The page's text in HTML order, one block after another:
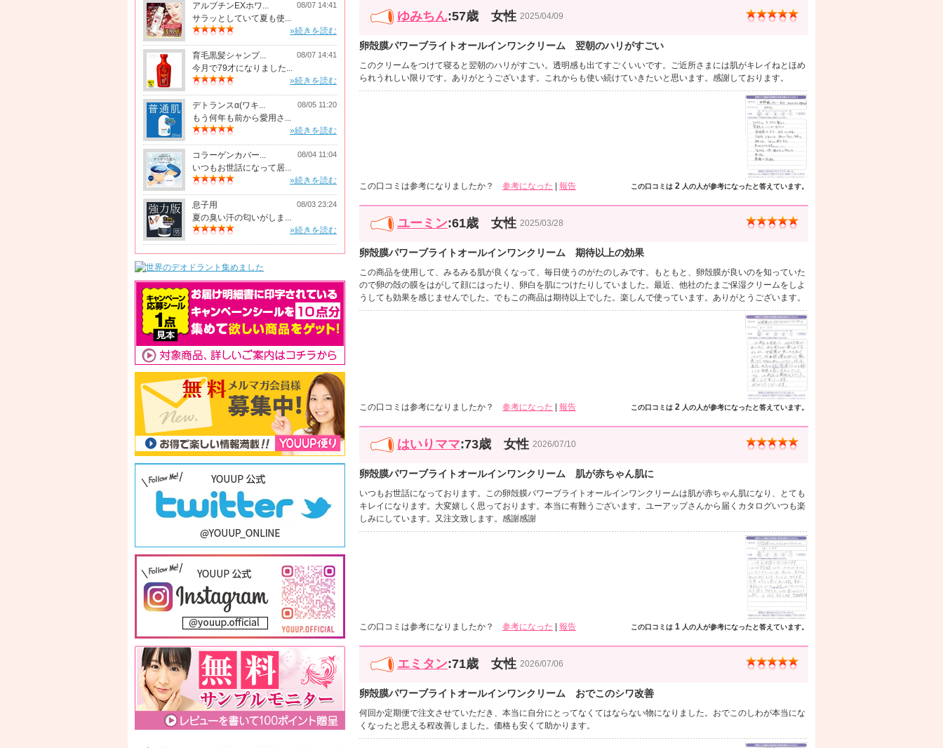
アルブチンEXホワ... 08/07 14:41
サラッとしていて夏も使...
»続きを読む
育毛黒髪シャンプ... 08/07 14:41
今月で79才になりました...
»続きを読む
デトランスα(ワキ... 08/05 11:20
もう何年も前から愛用さ...
»続きを読む
コラーゲンカバー... 08/04 11:04
いつもお世話になって居...
»続きを読む
息子用 08/03 23:24
夏の臭い汗の匂いがしま...
»続きを読む
ゆみちん:57歳 女性 2025/04/09
卵殻膜パワーブライトオールインワンクリーム 翌朝のハリがすごい
このクリームをつけて寝ると翌朝のハリがすごい。透明感も出てすごくいいです。ご近所さまには肌がキレイねとほめ
られうれしい限りです。ありがとうございます。これからも使い続けていきたいと思います。感謝しております。
この口コミは 2 人の人が参考になったと答えています。
この口コミは参考になりましたか？ 参考になった 報告
ユーミン:61歳 女性 2025/03/28
卵殻膜パワーブライトオールインワンクリーム 期待以上の効果
この商品を使用して、みるみる肌が良くなって、毎日使うのがたのしみです。もともと、卵殻膜が良いのを知っていた
ので卵の殻の膜をはがして顔にはったり、卵白を肌につけたりしていました。最近、他社のたまご保湿クリームをしよ
うしても効果を感じませんでした。でもこの商品は期待以上でした。楽しんで使っています。ありがとうございます。
この口コミは 2 人の人が参考になったと答えています。
この口コミは参考になりましたか？ 参考になった | 報告
はいりママ:73歳 女性 2026/07/10
卵殻膜パワーブライトオールインワンクリーム 肌が赤ちゃん肌に
いつもお世話になっております。この卵殻膜パワーブライトオールインワンクリームは肌が赤ちゃん肌になり、とても
キレイになります。大変嬉しく思っております。本当に有難うございます。ユーアップさんから届くカタログいつも楽
しみにしています。又注文致します。感謝感謝
この口コミは 1 人の人が参考になったと答えています。
この口コミは参考になりましたか？ 参考になった 報告
エミタン:71歳 女性 2026/07/06
卵殻膜パワーブライトオールインワンクリーム おでこのシワ改善
何回か定期便で注文させていただき、本当に自分にとってなくてはならない物になりました。おでこのしわが本当にな
くなったと思える程改善しました。価格も安くて助かります。